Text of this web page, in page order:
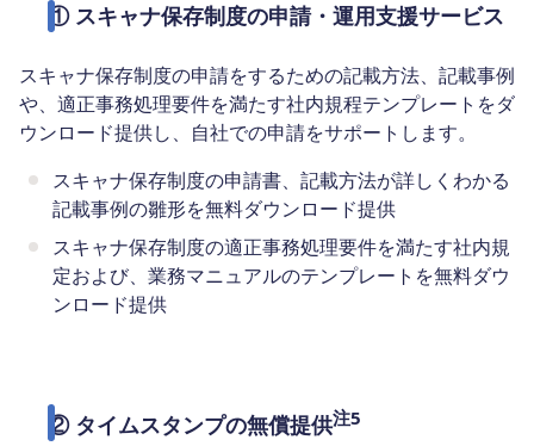
① スキャナ保存制度の申請・運用支援サービス
スキャナ保存制度の申請をするための記載方法、記載事例
や、適正事務処理要件を満たす社内規程テンプレートをダ
ウンロード提供し、自社での申請をサポートします。
スキャナ保存制度の申請書、記載方法が詳しくわかる
記載事例の雛形を無料ダウンロード提供
スキャナ保存制度の適正事務処理要件を満たす社内規
定および、業務マニュアルのテンプレートを無料ダウ
ンロード提供
② タイムスタンプの無償提供注5